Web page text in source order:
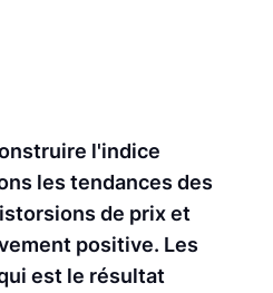
l'indice
les tendances des
de prix et
positive. Les
est le résultat